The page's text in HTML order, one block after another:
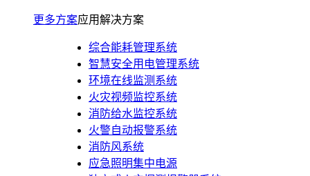
更多方案应用解决方案
综合能耗管理系统
智慧安全用电管理系统
环境在线监测系统
火灾视频监控系统
消防给水监控系统
火警自动报警系统
消防风系统
应急照明集中电源